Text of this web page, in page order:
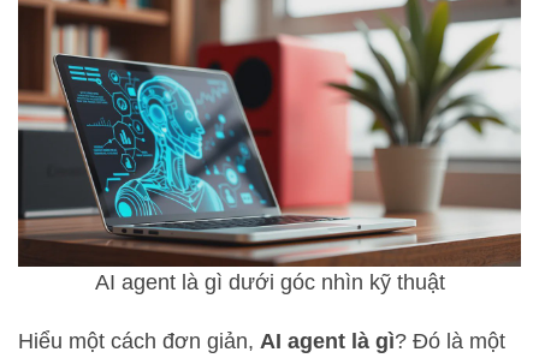
AI agent là gì dưới góc nhìn kỹ thuật
Hiểu một cách đơn giản, AI agent là gì? Đó là một